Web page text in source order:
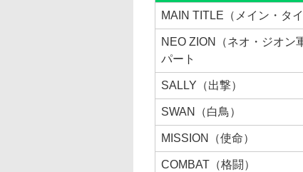
MAIN TITLE（メイン・タイ
NEO ZION（ネオ・ジオン
パート
SALLY（出撃）
SWAN（白鳥）
MISSION（使命）
COMBAT（格闘）